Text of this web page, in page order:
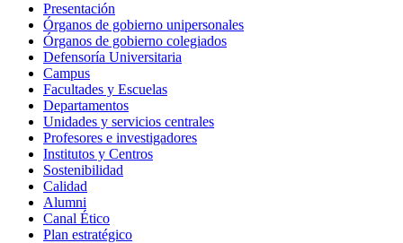
Presentación
Órganos de gobierno unipersonales
Órganos de gobierno colegiados
Defensoría Universitaria
Campus
Facultades y Escuelas
Departamentos
Unidades y servicios centrales
Profesores e investigadores
Institutos y Centros
Sostenibilidad
Calidad
Alumni
Canal Ético
Plan estratégico